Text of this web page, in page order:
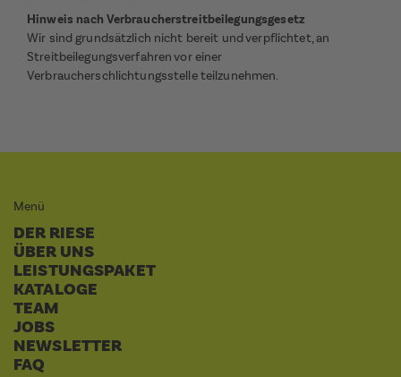
Hinweis nach Verbraucherstreitbeilegungsgesetz
Wir sind grundsätzlich nicht bereit und verpflichtet, an
Streitbeilegungsverfahren vor einer
Verbraucherschlichtungsstelle teilzunehmen.
Menü
DER RIESE
ÜBER UNS
LEISTUNGSPAKET
KATALOGE
TEAM
JOBS
NEWSLETTER
FAQ